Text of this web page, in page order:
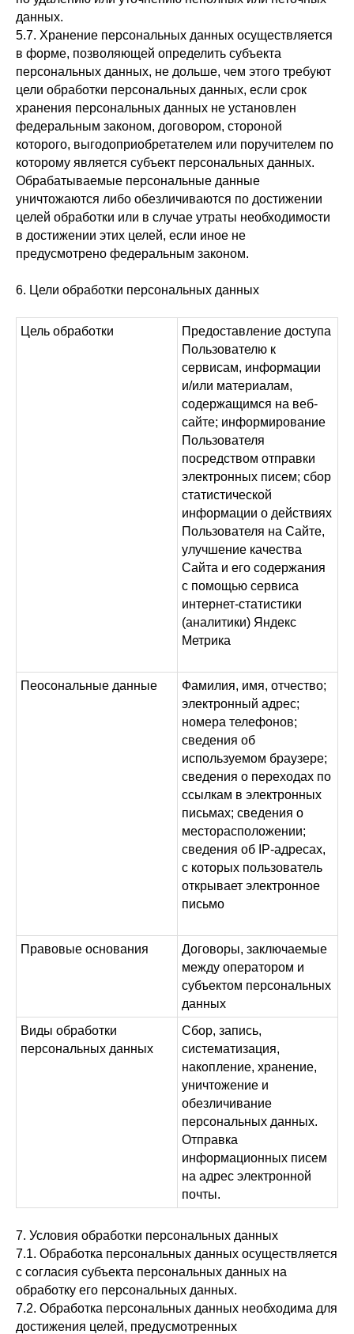
данных.
5.7. Хранение персональных данных осуществляется
в форме, позволяющей определить субъекта
персональных данных, не дольше, чем этого требуют
цели обработки персональных данных, если срок
хранения персональных данных не установлен
федеральным законом, договором, стороной
которого, выгодоприобретателем или поручителем по
которому является субъект персональных данных.
Обрабатываемые персональные данные
уничтожаются либо обезличиваются по достижении
целей обработки или в случае утраты необходимости
в достижении этих целей, если иное не
предусмотрено федеральным законом.
6. Цели обработки персональных данных
Цель обработки
Предоставление доступа
Пользователю к
сервисам, информации
и/или материалам,
содержащимся на веб-
сайте; информирование
Пользователя
посредством отправки
электронных писем; сбор
статистической
информации о действиях
Пользователя на Сайте,
улучшение качества
Сайта и его содержания
с помощью сервиса
интернет-статистики
(аналитики) Яндекс
Метрика
Пеосональные данные
Фамилия, имя, отчество;
электронный адрес;
номера телефонов;
сведения об
используемом браузере;
сведения о переходах по
ссылкам в электронных
письмах; сведения о
месторасположении;
сведения об IP-адресах,
с которых пользователь
открывает электронное
письмо
Правовые основания
Договоры, заключаемые
между оператором и
субъектом персональных
данных
Виды обработки
персональных данных
Сбор, запись,
систематизация,
накопление, хранение,
уничтожение и
обезличивание
персональных данных.
Отправка
информационных писем
на адрес электронной
почты.
7. Условия обработки персональных данных
7.1. Обработка персональных данных осуществляется
с согласия субъекта персональных данных на
обработку его персональных данных.
7.2. Обработка персональных данных необходима для
достижения целей, предусмотренных